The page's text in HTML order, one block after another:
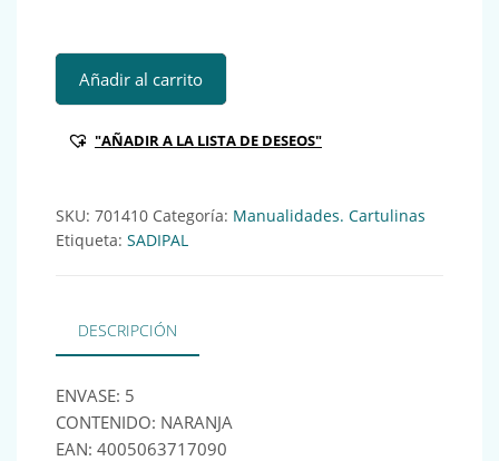
PLIEGO CARTULINA ONDULADA 50 x 65 cm NARANJA
Añadir al carrito
"AÑADIR A LA LISTA DE DESEOS"
SKU: 701410 Categoría: Manualidades. Cartulinas
Etiqueta: SADIPAL
DESCRIPCIÓN
ENVASE: 5
CONTENIDO: NARANJA
EAN: 4005063717090